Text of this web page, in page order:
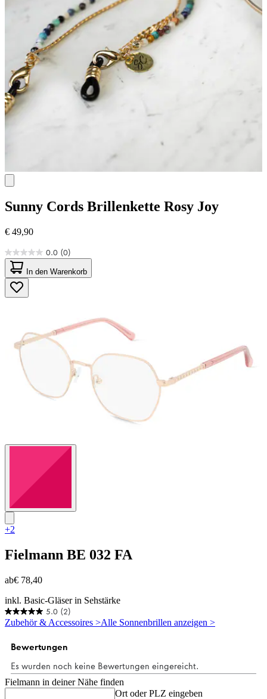
Sunny Cords Brillenkette Rosy Joy
€ 49,90
0.0 (0)
0.0
von
5
Sternen.
In den Warenkorb
+2
Fielmann BE 032 FA
ab€ 78,40
inkl. Basic-Gläser in Sehstärke
5.0 (2)
5.0
von
Sternen.
Bewertungen
Zubehör & Accessoires >Alle Sonnenbrillen anzeigen >
Fielmann in deiner Nähe finden
Ort oder PLZ eingeben